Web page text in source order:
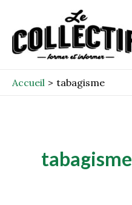
contenu
Accueil tabagisme
tabagisme